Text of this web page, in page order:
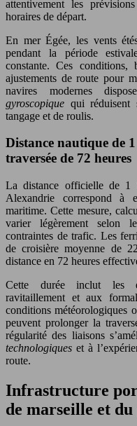
attentivement les
horaires de départ.
En mer Égée, les vents
pendant la période
constante. Ces conditions,
ajustements de route pour
navires modernes
gyroscopique qui réduisent
tangage et de roulis.
Distance nautique de
traversée de 72 heures
La distance officielle de 1
Alexandrie correspond
maritime. Cette mesure,
varier légèrement selon
contraintes de trafic. Les
de croisière moyenne de
distance en 72 heures
Cette durée inclut les
ravitaillement et aux
conditions météorologiques
peuvent prolonger la
régularité des liaisons
technologiques et à
route.
Infrastructure
de marseille et